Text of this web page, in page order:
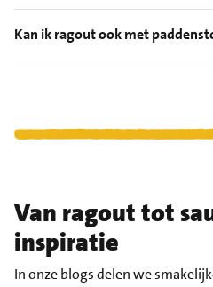
Kan ik ragout ook met
Van ragout tot
inspiratie
In onze blogs delen we